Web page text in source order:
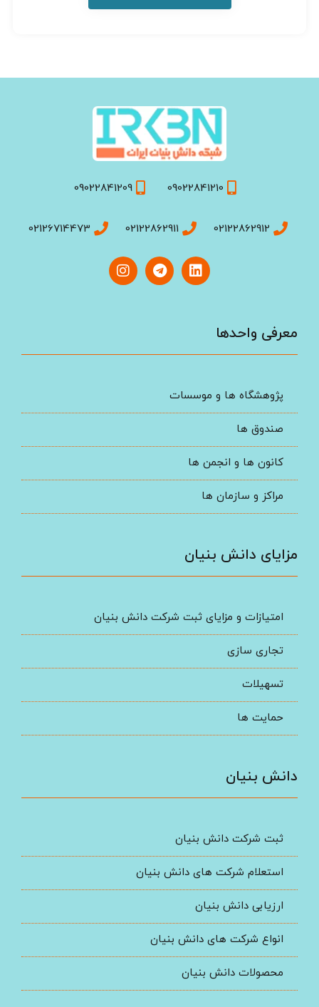
دانش بنیان
ثبت شرکت دانش بنیان
استعلام شرکت های دانش بنیان
ارزیابی دانش بنیان
انواع شرکت های دانش بنیان
محصولات دانش بنیان
مزایای دانش بنیان
امتیازات و مزایای ثبت شرکت دانش بنیان
تجاری سازی
تسهیلات
حمایت ها
معرفی واحد‌ها
پژوهشگاه ها و موسسات
صندوق ها
کانون ها و انجمن ها
مراکز و سازمان ها
09022841210
09022841209
02122862912
02122862911
02126714473